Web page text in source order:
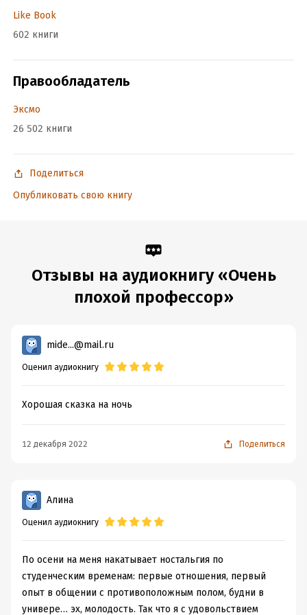
Like Book
602 книги
Правообладатель
Эксмо
26 502 книги
Поделиться
Опубликовать свою книгу
Отзывы на аудиокнигу «Очень
плохой профессор»
mide...@mail.ru
Оценил аудиокнигу
Хорошая сказка на ночь
12 декабря 2022 Поделиться
Алина
Оценил аудиокнигу
По осени на меня накатывает ностальгия по
студенческим временам: первые отношения, первый
опыт в общении с противоположным полом, будни в
универе… эх, молодость. Так что я с удовольствием